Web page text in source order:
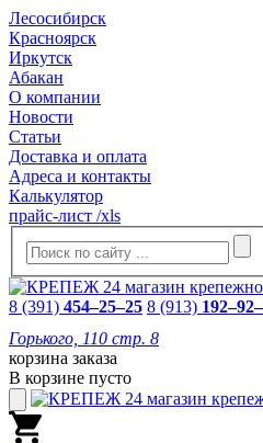
Лесосибирск
Красноярск
Иркутск
Абакан
О компании
Новости
Статьи
Доставка и оплата
Адреса и контакты
Калькулятор
прайс-лист /xls
8 (391) 454–25–25 8 (913)
Горького, 110 стр. 8
корзина заказа
В корзине пусто